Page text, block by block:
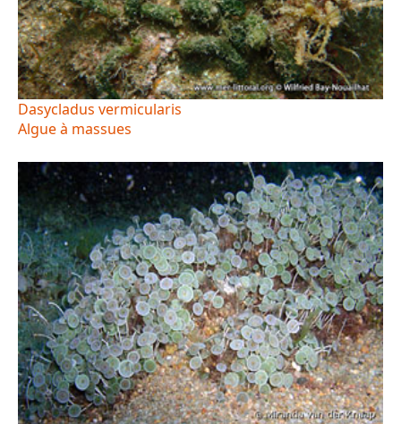
Dasycladus vermicularis
Algue à massues